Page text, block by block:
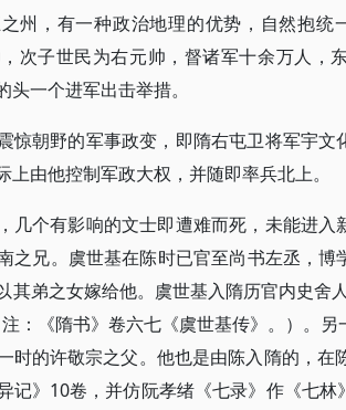
州，有一种政治地理的优势，自然抱统
次子世民为右元帅，督诸军十余万人，
一个进军出击举措。
惊朝野的军事政变，即隋右屯卫将军宇文
由他控制军政大权，并随即率兵北上。
几个有影响的文士即遭难而死，未能进
之兄。虞世基在陈时已官至尚书左丞，
其弟之女嫁给他。虞世基入隋历官内史舍
：《隋书》卷六七《虞世基传》。）。另
时的许敬宗之父。他也是由陈入隋的，在
记》10卷，并仿阮孝绪《七录》作《七